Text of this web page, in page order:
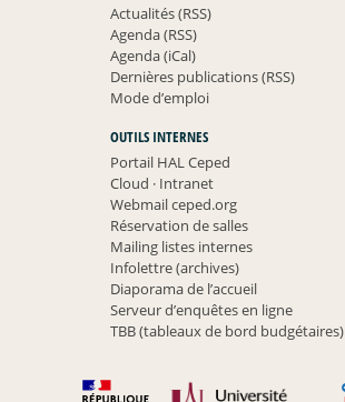
Actualités (RSS)
Agenda (RSS)
Agenda (iCal)
Dernières publications (RSS)
Mode d’emploi
OUTILS INTERNES
Portail HAL Ceped
Cloud ·Intranet
Webmail ceped.org
Réservation de salles
Mailing listes internes
Infolettre (archives)
Diaporama de l’accueil
Serveur d’enquêtes en ligne
TBB (tableaux de bord budgétaires)